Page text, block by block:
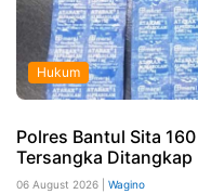
Hukum
Polres Bantul Sita
Tersangka Ditangkap
06 August 2026 | Wagino